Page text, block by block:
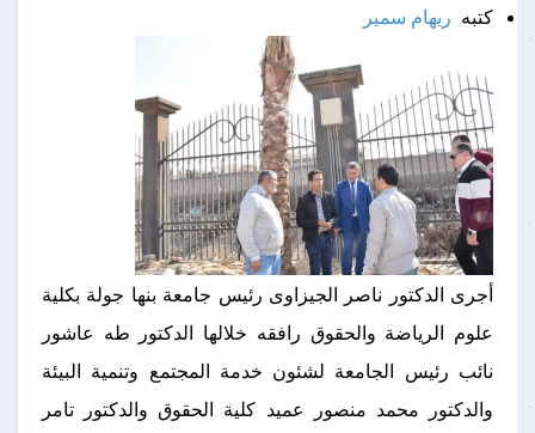
كتبه ريهام سمير
أجرى الدكتور ناصر الجيزاوى رئيس جامعة بنها جولة بكلية
علوم الرياضة والحقوق رافقه خلالها الدكتور طه عاشور
نائب رئيس الجامعة لشئون خدمة المجتمع وتنمية البيئة
والدكتور محمد منصور عميد كلية الحقوق والدكتور تامر